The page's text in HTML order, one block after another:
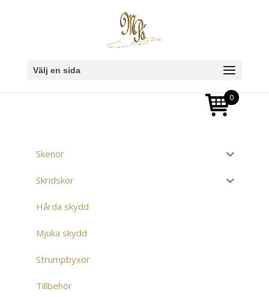
Välj en sida
Skenor
Skridskor
Hårda skydd
Mjuka skydd
Strumpbyxor
Tillbehör
0